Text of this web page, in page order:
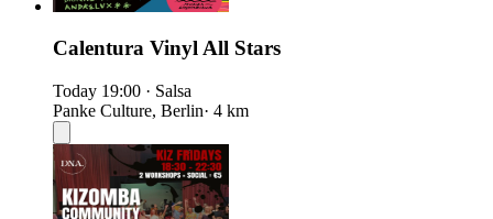
Calentura Vinyl All Stars
Today 19:00 · Salsa
Panke Culture, Berlin· 4 km